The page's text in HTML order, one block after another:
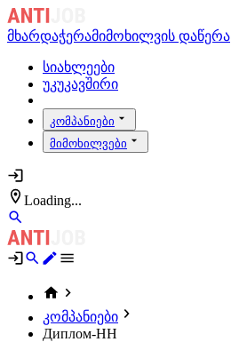
მხარდაჭერამიმოხილვის დაწერა
სიახლეები
უკუკავშირი
კომპანიები
მიმოხილვები
Loading...
კომპანიები
Диплом-НН